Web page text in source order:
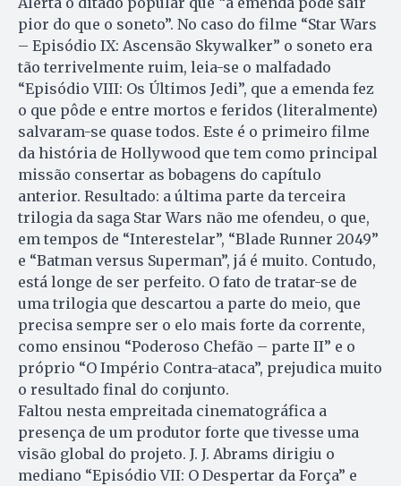
pior do que o soneto”. No caso do filme “Star Wars
– Episódio IX: Ascensão Skywalker” o soneto era
tão terrivelmente ruim, leia-se o malfadado
“Episódio VIII: Os Últimos Jedi”, que a emenda fez
o que pôde e entre mortos e feridos (literalmente)
salvaram-se quase todos. Este é o primeiro filme
da história de Hollywood que tem como principal
missão consertar as bobagens do capítulo
anterior. Resultado: a última parte da terceira
trilogia da saga Star Wars não me ofendeu, o que,
em tempos de “Interestelar”, “Blade Runner 2049”
e “Batman versus Superman”, já é muito. Contudo,
está longe de ser perfeito. O fato de tratar-se de
uma trilogia que descartou a parte do meio, que
precisa sempre ser o elo mais forte da corrente,
como ensinou “Poderoso Chefão – parte II” e o
próprio “O Império Contra-ataca”, prejudica muito
o resultado final do conjunto.
Faltou nesta empreitada cinematográfica a
presença de um produtor forte que tivesse uma
visão global do projeto. J. J. Abrams dirigiu o
mediano “Episódio VII: O Despertar da Força” e